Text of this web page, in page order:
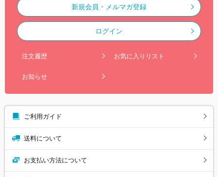
新規会員・メルマガ登録
ログイン
注文履歴 お気に入りリスト
お知らせ
ご利用ガイド
送料について
お支払い方法について